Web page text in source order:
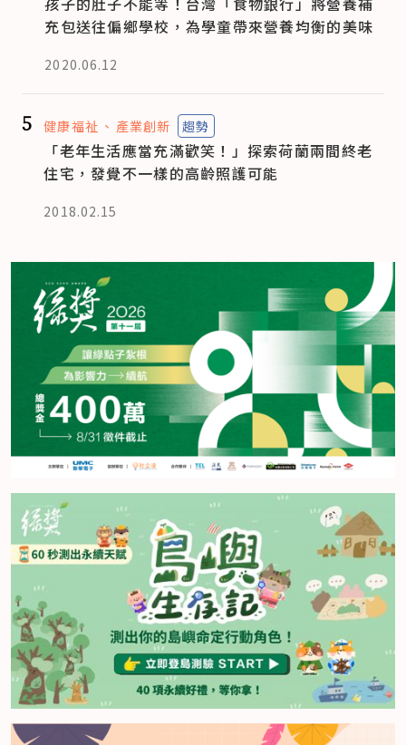
充包送往偏鄉學校，為學童帶來營養均衡的美味
2020.06.12
5 健康福祉 產業創新 趨勢
「老年生活應當充滿歡笑！」探索荷蘭兩間終老
住宅，發覺不一樣的高齡照護可能
2018.02.15